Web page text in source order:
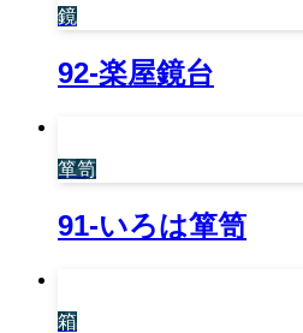
鏡
92-楽屋鏡台
箪笥
91-いろは箪笥
箱